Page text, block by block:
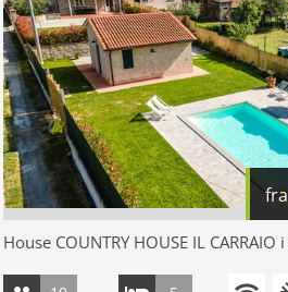
fra
House COUNTRY HOUSE IL